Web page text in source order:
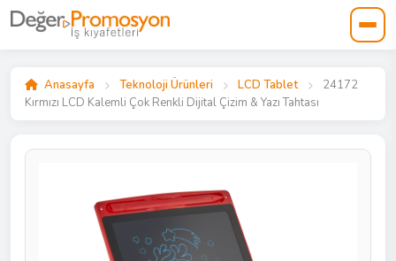
Anasayfa Teknoloji Ürünleri LCD Tablet
24172
Kırmızı LCD Kalemli Çok Renkli Dijital Çizim & Yazı Tahtası